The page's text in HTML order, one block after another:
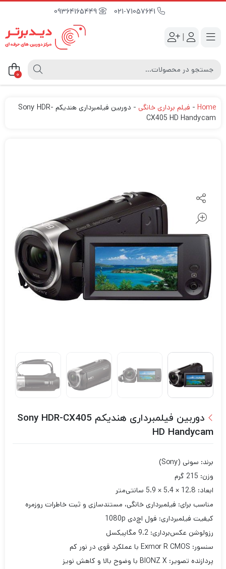
09364165449
|
0
Home
- فیلم برداری خانگی -
دوربین فیلمبرداری هندیکم Sony HDR-
CX405 HD Handycam
دوربین فیلمبرداری هندیکم Sony HDR-CX405
HD Handycam
برند: سونی (Sony)
وزن: 215 گرم
ابعاد: 12.8 × 5.4 × 5.9 سانتی‌متر
مناسب برای: فیلمبرداری خانگی، مستندسازی و ثبت خاطرات روزمره
کیفیت فیلمبرداری: فول اچ‌دی 1080p
رزولوشن عکس‌برداری: 9.2 مگاپیکسل
سنسور: Exmor R CMOS با عملکرد قوی در نور کم
پردازنده تصویر: BIONZ X با وضوح بالا و کاهش نویز